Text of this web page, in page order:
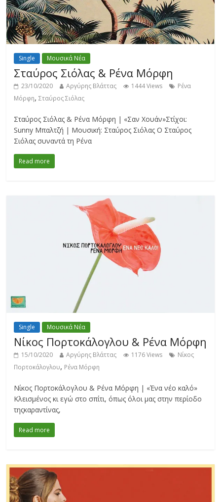
Single Μουσικά Νέα
Σταύρος Σιόλας & Ρένα Μόρφη
23/10/2020 Αργύρης Βλάττας 1444 Views
Ρένα
Μόρφη,Σταύρος Σιόλας
Σταύρος Σιόλας & Ρένα Μόρφη | «Σαν Χουάν»Στίχοι:
Sunny Μπαλτζή | Μουσική: Σταύρος Σιόλας Ο Σταύρος
Σιόλας συναντά τη Ρένα
Read more
Single Μουσικά Νέα
Νίκος Πορτοκάλογλου & Ρένα Μόρφη
15/10/2020 Αργύρης Βλάττας 1176 Views
Νίκος
Πορτοκάλογλου, Ρένα Μόρφη
Νίκος Πορτοκάλογλου & Ρένα Μόρφη | «Ένα νέο καλό»
Κλεισμένος κι εγώ στο σπίτι, όπως όλοι μας στην περίοδο
τηςκαραντίνας,
Read more